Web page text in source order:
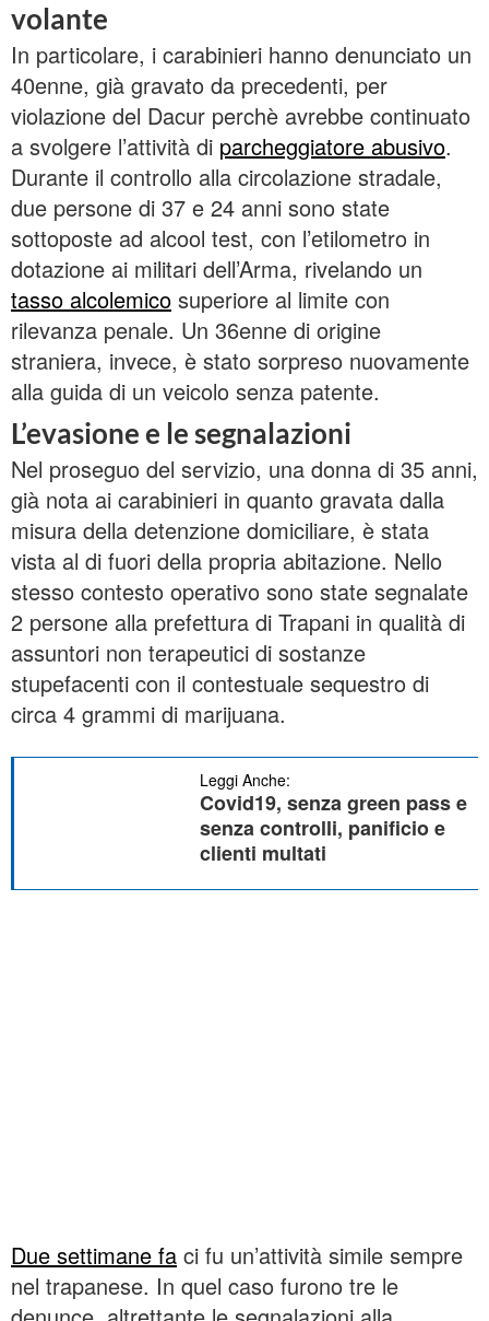
volante
In particolare, i carabinieri hanno denunciato un
40enne, già gravato da precedenti, per
violazione del Dacur perchè avrebbe continuato
a svolgere l’attività di parcheggiatore abusivo.
Durante il controllo alla circolazione stradale,
due persone di 37 e 24 anni sono state
sottoposte ad alcool test, con l’etilometro in
dotazione ai militari dell’Arma, rivelando un
tasso alcolemico superiore al limite con
rilevanza penale. Un 36enne di origine
straniera, invece, è stato sorpreso nuovamente
alla guida di un veicolo senza patente.
L’evasione e le segnalazioni
Nel proseguo del servizio, una donna di 35 anni,
già nota ai carabinieri in quanto gravata dalla
misura della detenzione domiciliare, è stata
vista al di fuori della propria abitazione. Nello
stesso contesto operativo sono state segnalate
2 persone alla prefettura di Trapani in qualità di
assuntori non terapeutici di sostanze
stupefacenti con il contestuale sequestro di
circa 4 grammi di marijuana.
Leggi Anche:
Covid19, senza green pass e
senza controlli, panificio e
clienti multati
Due settimane fa ci fu un’attività simile sempre
nel trapanese. In quel caso furono tre le